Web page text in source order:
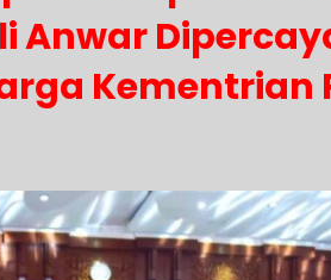
Anwar
Kementrian